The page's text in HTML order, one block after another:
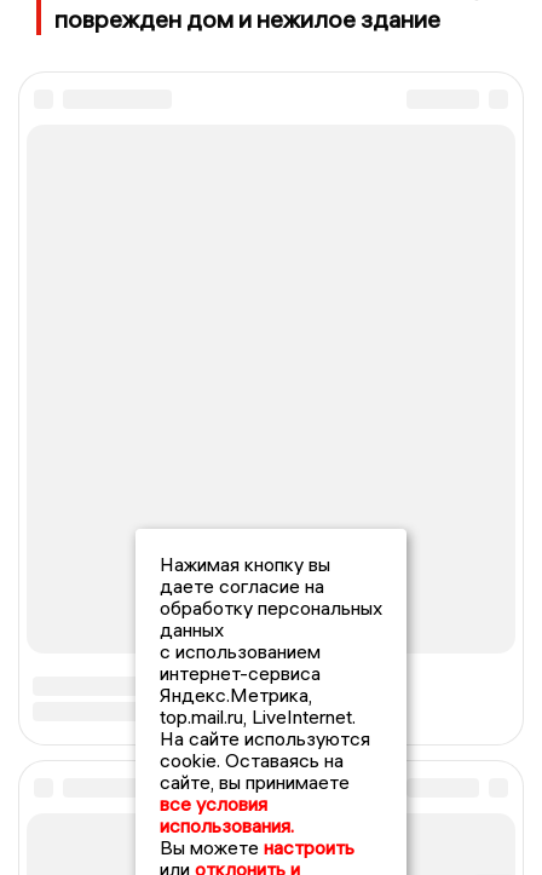
поврежден дом и нежилое здание
Нажимая кнопку вы
даете согласие на
обработку персональных
данных
с использованием
интернет-сервиса
Яндекс.Метрика,
top.mail.ru, LiveInternet.
На сайте используются
cookie. Оставаясь на
сайте, вы принимаете
все условия
использования.
Вы можете настроить
или отклонить и